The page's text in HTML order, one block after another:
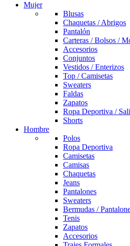
Mujer
Blusas
Chaquetas / Abrigos
Pantalón
Carteras / Bolsos /
Accesorios
Conjuntos
Vestidos / Enterizos
Top / Camisetas
Sweaters
Faldas
Zapatos
Ropa Deportiva /
Shorts
Hombre
Polos
Ropa Deportiva
Camisetas
Camisas
Chaquetas
Jeans
Pantalones
Sweaters
Bermudas /
Tenis
Zapatos
Accesorios